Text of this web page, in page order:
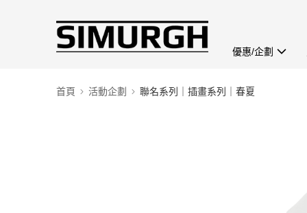
優惠/企劃
首頁 活動企劃 聯名系列｜插畫系列｜春夏